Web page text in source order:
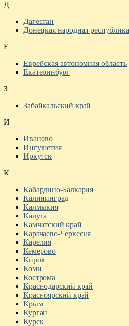
Д
Дагестан
Донецкая народная республика
Е
Еврейская автономная область
Екатеринбург
З
Забайкальский край
И
Иваново
Ингушетия
Иркутск
К
Кабардино-Балкария
Калининград
Калмыкия
Калуга
Камчатский край
Карачаево-Черкесия
Карелия
Кемерово
Киров
Коми
Кострома
Краснодарский край
Красноярский край
Крым
Курган
Курск